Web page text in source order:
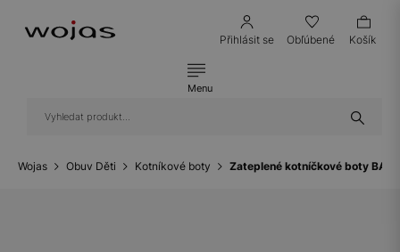
Přihlásit se Obľúbené Košík
Menu
Wojas Obuv Děti Kotníkové boty Zateplené kotníčkové boty